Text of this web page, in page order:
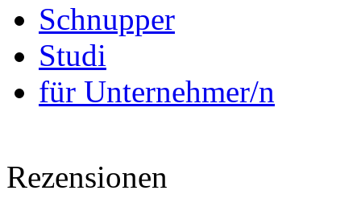
Schnupper
Studi
für Unternehmer/n
Rezensionen